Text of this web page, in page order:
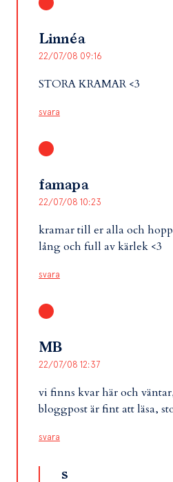
Linnéa
22/07/08 09:16
STORA KRAMAR <3
svara
famapa
22/07/08 10:23
kramar till er alla och
lång och full av kärlek <3
svara
MB
22/07/08 12:37
vi finns kvar här och
bloggpost är fint att läsa,
svara
s